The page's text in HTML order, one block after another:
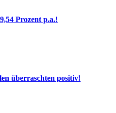
Prozent p.a.!
überraschten positiv!